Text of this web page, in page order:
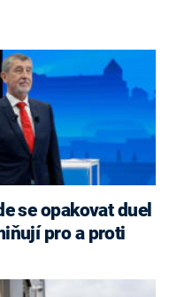
pro a proti